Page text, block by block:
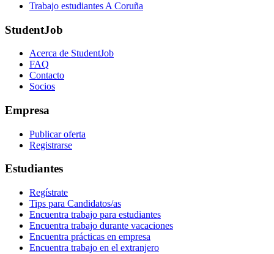
Trabajo estudiantes A Coruña
StudentJob
Acerca de StudentJob
FAQ
Contacto
Socios
Empresa
Publicar oferta
Registrarse
Estudiantes
Regístrate
Tips para Candidatos/as
Encuentra trabajo para estudiantes
Encuentra trabajo durante vacaciones
Encuentra prácticas en empresa
Encuentra trabajo en el extranjero